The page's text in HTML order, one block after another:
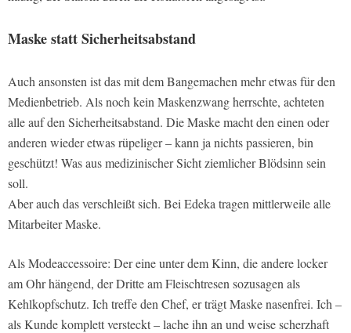
Maske statt Sicherheitsabstand
Auch ansonsten ist das mit dem Bangemachen mehr etwas für den
Medienbetrieb. Als noch kein Maskenzwang herrschte, achteten
alle auf den Sicherheitsabstand. Die Maske macht den einen oder
anderen wieder etwas rüpeliger – kann ja nichts passieren, bin
geschützt! Was aus medizinischer Sicht ziemlicher Blödsinn sein
soll.
Aber auch das verschleißt sich. Bei Edeka tragen mittlerweile alle
Mitarbeiter Maske.
Als Modeaccessoire: Der eine unter dem Kinn, die andere locker
am Ohr hängend, der Dritte am Fleischtresen sozusagen als
Kehlkopfschutz. Ich treffe den Chef, er trägt Maske nasenfrei. Ich –
als Kunde komplett versteckt – lache ihn an und weise scherzhaft